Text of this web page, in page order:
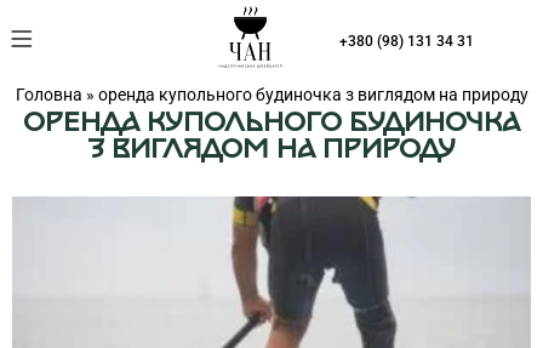
+380 (98) 131 34 31
Головна » оренда купольного будиночка з виглядом на природу
ОРЕНДА КУПОЛЬНОГО БУДИНОЧКА
З ВИГЛЯДОМ НА ПРИРОДУ